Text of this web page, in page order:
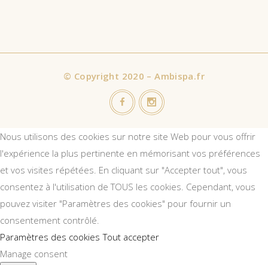
© Copyright 2020 – Ambispa.fr
Nous utilisons des cookies sur notre site Web pour vous offrir
l'expérience la plus pertinente en mémorisant vos préférences
et vos visites répétées. En cliquant sur "Accepter tout", vous
consentez à l'utilisation de TOUS les cookies. Cependant, vous
pouvez visiter "Paramètres des cookies" pour fournir un
consentement contrôlé.
Paramètres des cookies Tout accepter
Manage consent